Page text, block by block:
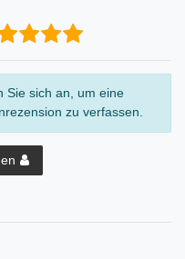
Sie sich an, um eine
zu verfassen.